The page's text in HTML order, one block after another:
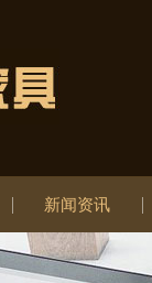
新闻资讯